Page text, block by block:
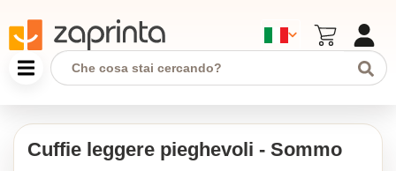
Cuffie leggere pieghevoli - Sommo